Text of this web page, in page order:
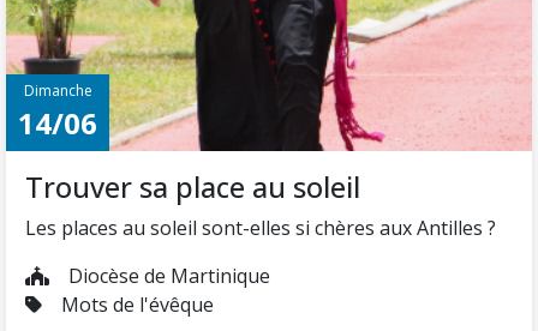
Dimanche
14/06
Trouver sa place au soleil
Les places au soleil sont-elles si chères aux Antilles ?
Diocèse de Martinique
Mots de l'évêque